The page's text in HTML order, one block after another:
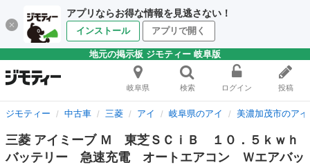
アプリならお得な情報を見逃さない！
インストール アプリで開く
地元の掲示板 ジモティー 岐阜版
岐阜県 検索 ログイン 投稿
ジモティー 中古車 三菱 アイ 岐阜県のアイ 美濃加茂市のアイ
三菱 アイミーブ Ｍ 東芝ＳＣｉＢ １０．５ｋｗｈ
バッテリー 急速充電 オートエアコン Ｗエアバッ